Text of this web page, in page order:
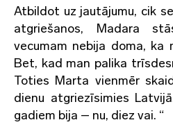
Atbildot uz jautājumu, cik
atgriešanos, Madara
vecumam nebija doma, ka
Bet, kad man palika
Toties Marta vienmēr
dienu atgriezīsimies
gadiem bija – nu, diez vai. “